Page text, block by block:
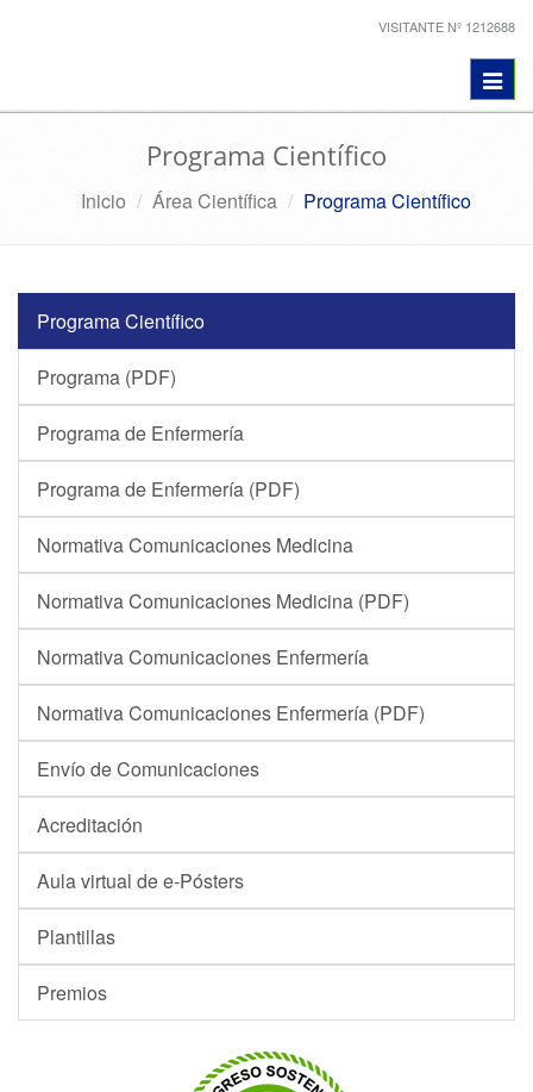
VISITANTE Nº 1212688
Programa Científico
Inicio Área Científica Programa Científico
Programa Científico
Programa (PDF)
Programa de Enfermería
Programa de Enfermería (PDF)
Normativa Comunicaciones Medicina
Normativa Comunicaciones Medicina (PDF)
Normativa Comunicaciones Enfermería
Normativa Comunicaciones Enfermería (PDF)
Envío de Comunicaciones
Acreditación
Aula virtual de e-Pósters
Plantillas
Premios